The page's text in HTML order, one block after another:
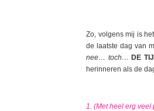
Zo, volgens mij is
de laatste dag van
nee… toch… DE
herinneren als de
1. (Met heel erg veel